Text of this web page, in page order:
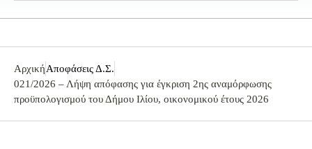
ΑρχικήΑποφάσεις Δ.Σ.
021/2026 – Λήψη απόφασης για έγκριση 2ης αναμόρφωσης
προϋπολογισμού του Δήμου Ιλίου, οικονομικού έτους 2026